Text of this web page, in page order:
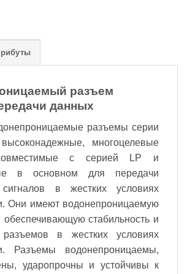
разъем
данных
разъемы серии
многоцелевые
с серией LP и
в основном для передачи
в жестких условиях
Они имеют водонепроницаемую
обеспечивающую стабильность и
разъемов в жестких условиях
Разъемы водонепроницаемы,
ударопрочны и устойчивы к